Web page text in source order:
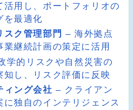
活用し、ポートフォリオの
を最適化
スク管理部門 – 海外拠点
業継続計画の策定に活用
学的リスクや自然災害の
知し、リスク評価に反映
ィング会社 – クライアン
に独自のインテリジェンス